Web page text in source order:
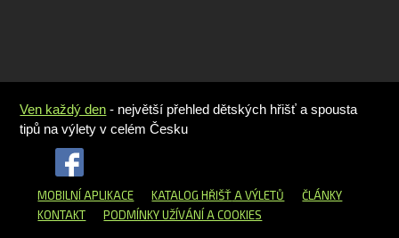
Ven každý den - největší přehled dětských hřišť a spousta
tipů na výlety v celém Česku
MOBILNÍ APLIKACE KATALOG HŘIŠŤA VÝLETŮ
ČLÁNKY
KONTAKT
PODMÍNKY UŽÍVÁNÍ A COOKIES